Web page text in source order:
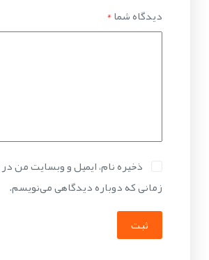
دیدگاه شما*
ذخیره نام، ایمیل و وبسایت من
زمانی که دوباره دیدگاهی می‌نویسم.
ثبت